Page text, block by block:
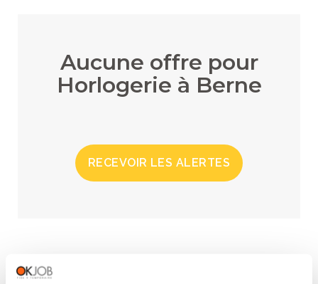
Aucune offre pour
Horlogerie à Berne
RECEVOIR LES ALERTES
RÉGIONS